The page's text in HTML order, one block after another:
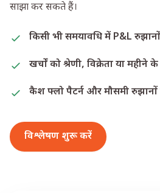
साझा कर सकते हैं।
किसी भी समयावधि में P&L
खर्चों को श्रेणी, विक्रेता या
कैश फ्लो पैटर्न और मौसमी रुझानों
विश्लेषण शुरू करें